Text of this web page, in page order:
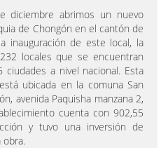
diciembre abrimos un nuevo
de Chongón en el cantón de
inauguración de este local, la
locales que se encuentran
ciudades a nivel nacional. Esta
ubicada en la comuna San
avenida Paquisha manzana 2,
cuenta con 902,55
y tuvo una inversión de
obra.